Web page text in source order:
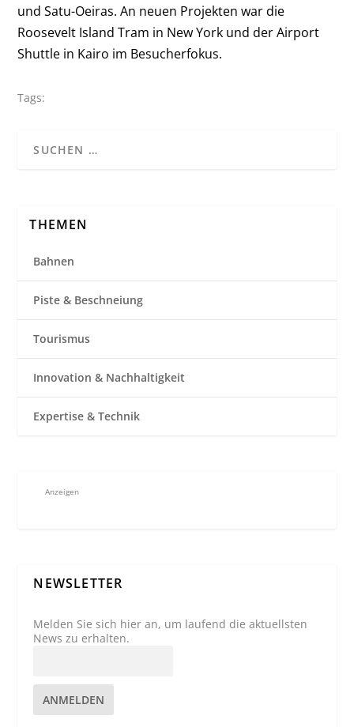
und Satu-Oeiras. An neuen Projekten war die
Roosevelt Island Tram in New York und der Airport
Shuttle in Kairo im Besucherfokus.
Tags:
THEMEN
Bahnen
Piste & Beschneiung
Tourismus
Innovation & Nachhaltigkeit
Expertise & Technik
Anzeigen
NEWSLETTER
Melden Sie sich hier an, um laufend die aktuellsten
News zu erhalten.
ANMELDEN